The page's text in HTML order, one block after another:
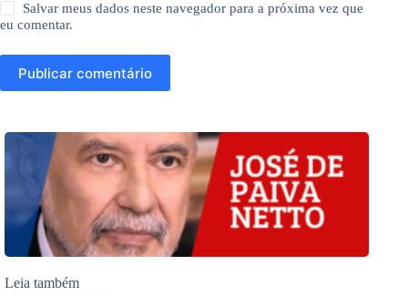
Salvar meus dados neste navegador para a próxima vez que
eu comentar.
Publicar comentário
Leia também